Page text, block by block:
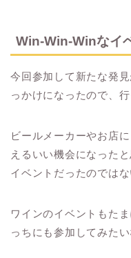
Win-Win-Winなイ
今回参加して新たな発
っかけになったので、
ビールメーカーやお店
えるいい機会になった
イベントだったのではな
ワインのイベントもた
っちにも参加してみたい